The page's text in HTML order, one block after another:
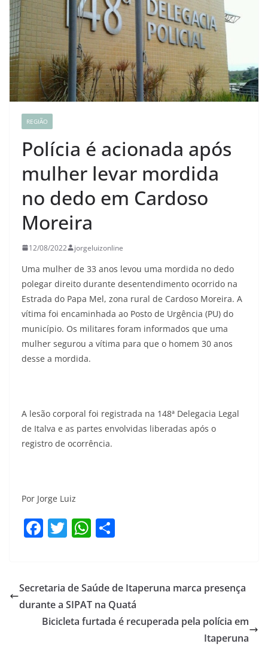
REGIÃO
Polícia é acionada após
mulher levar mordida
no dedo em Cardoso
Moreira
12/08/2022 jorgeluizonline
Uma mulher de 33 anos levou uma mordida no dedo
polegar direito durante desentendimento ocorrido na
Estrada do Papa Mel, zona rural de Cardoso Moreira. A
vítima foi encaminhada ao Posto de Urgência (PU) do
município. Os militares foram informados que uma
mulher segurou a vítima para que o homem 30 anos
desse a mordida.
A lesão corporal foi registrada na 148ª Delegacia Legal
de Italva e as partes envolvidas liberadas após o
registro de ocorrência.
Por Jorge Luiz
F
e
b
o
T
er
W
s
A
p
e
Secretaria de Saúde de Itaperuna marca presença
durante a SIPAT na Quatá
Bicicleta furtada é recuperada pela polícia em
Itaperuna